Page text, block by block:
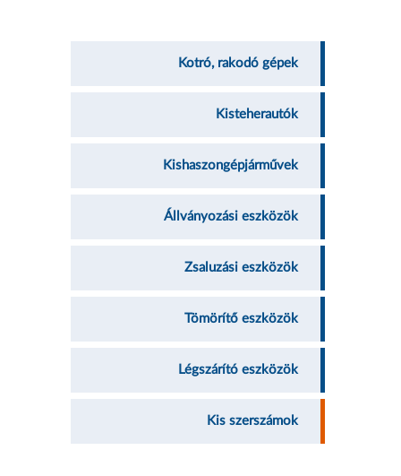
Kotró, rakodó gépek
Kisteherautók
Kishaszongépjárművek
Állványozási eszközök
Zsaluzási eszközök
Tömörítő eszközök
Légszárító eszközök
Kis szerszámok